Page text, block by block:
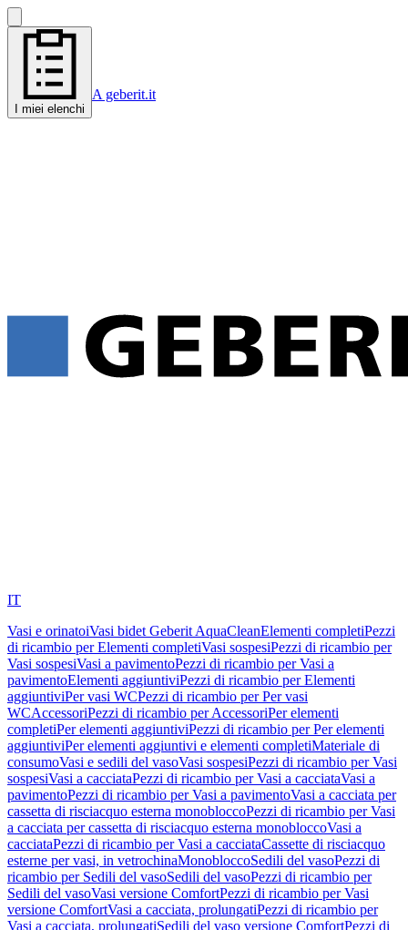
I miei elenchi
A geberit.it
IT
Vasi e orinatoiVasi bidet Geberit AquaCleanElementi completiPezzi
di ricambio per Elementi completiVasi sospesiPezzi di ricambio per
Vasi sospesiVasi a pavimentoPezzi di ricambio per Vasi a
pavimentoElementi aggiuntiviPezzi di ricambio per Elementi
aggiuntiviPer vasi WCPezzi di ricambio per Per vasi
WCAccessoriPezzi di ricambio per AccessoriPer elementi
completiPer elementi aggiuntiviPezzi di ricambio per Per elementi
aggiuntiviPer elementi aggiuntivi e elementi completiMateriale di
consumoVasi e sedili del vasoVasi sospesiPezzi di ricambio per Vasi
sospesiVasi a cacciataPezzi di ricambio per Vasi a cacciataVasi a
pavimentoPezzi di ricambio per Vasi a pavimentoVasi a cacciata per
cassetta di risciacquo esterna monobloccoPezzi di ricambio per Vasi
a cacciata per cassetta di risciacquo esterna monobloccoVasi a
cacciataPezzi di ricambio per Vasi a cacciataCassette di risciacquo
esterne per vasi, in vetrochinaMonobloccoSedili del vasoPezzi di
ricambio per Sedili del vasoSedili del vasoPezzi di ricambio per
Sedili del vasoVasi versione ComfortPezzi di ricambio per Vasi
versione ComfortVasi a cacciata, prolungatiPezzi di ricambio per
Vasi a cacciata, prolungatiSedili del vaso versione ComfortPezzi di